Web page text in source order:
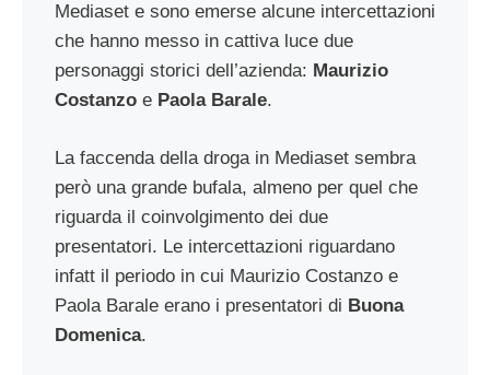
Mediaset e sono emerse alcune intercettazioni
che hanno messo in cattiva luce due
personaggi storici dell’azienda: Maurizio
Costanzo e Paola Barale.
La faccenda della droga in Mediaset sembra
però una grande bufala, almeno per quel che
riguarda il coinvolgimento dei due
presentatori. Le intercettazioni riguardano
infatt il periodo in cui Maurizio Costanzo e
Paola Barale erano i presentatori di Buona
Domenica.